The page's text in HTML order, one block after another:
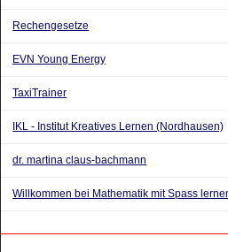
Rechengesetze
EVN Young Energy
TaxiTrainer
IKL - Institut Kreatives Lernen (Nordhausen)
dr. martina claus-bachmann
Willkommen bei Mathematik mit Spass